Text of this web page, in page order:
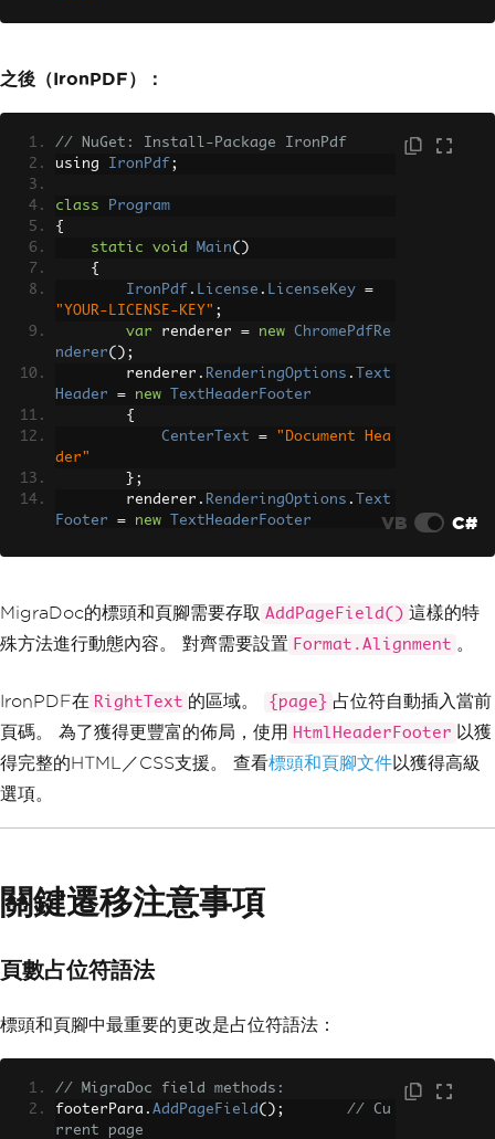
ParagraphAlignment
// Add footer
Paragraph
footerPara
sectio
Footers Primary AddParagraph
        footerPara
        footerPara
ParagraphAlignment
. Center
// Add content
        section
.AddParagraph
"Main con
tent of the document"
PdfDocumentRenderer pdfRendere
r
PdfDocumentRenderer ();
        pdfRenderer
        pdfRenderer
"header-footer.pdf"
);
之後（IronPDF）：
// NuGet: Install-Package IronPdf
using IronPdf ;
class
Program
{
static
void Main()
{
IronPdf . License . LicenseKey
=
"YOUR-LICENSE-KEY" ;
var renderer = new
ChromePdfRe
nderer();
        renderer
. RenderingOptions .
Text
Header
= new
TextHeaderFooter
{
CenterText
=
"Document Hea
der"
};
        renderer
. RenderingOptions .
Text
Footer
= new
TextHeaderFooter
var pdf = renderer
RenderHtmlA
sPdf("<h1>Main content of the document
"header-footer.pd
f");
}
}
VB C#
MigraDoc的標頭和頁腳需要存取 AddPageField() 這樣的特
殊方法進行動態內容。 對齊需要設置 Format.Alignment 。
IronPDF在 RightText 的區域。 {page} 占位符自動插入當前
頁碼。 為了獲得更豐富的佈局，使用 HtmlHeaderFooter 以獲
得完整的HTML／CSS支援。 查看標頭和頁腳文件以獲得高級
選項。
關鍵遷移注意事項
頁數占位符語法
標頭和頁腳中最重要的更改是占位符語法：
// MigraDoc field methods:
footerPara . AddPageField ();
// Cu
rrent page